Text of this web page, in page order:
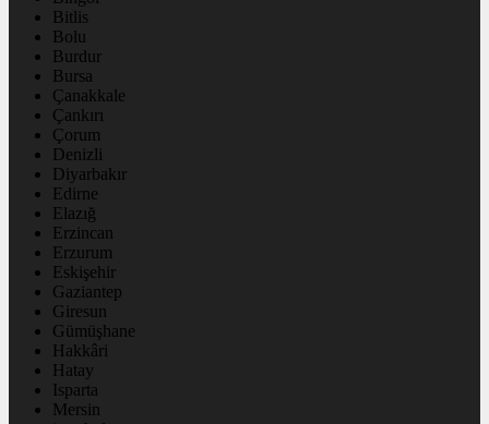
Bitlis
Bolu
Burdur
Bursa
Çanakkale
Çankırı
Çorum
Denizli
Diyarbakır
Edirne
Elazığ
Erzincan
Erzurum
Eskişehir
Gaziantep
Giresun
Gümüşhane
Hakkâri
Hatay
Isparta
Mersin